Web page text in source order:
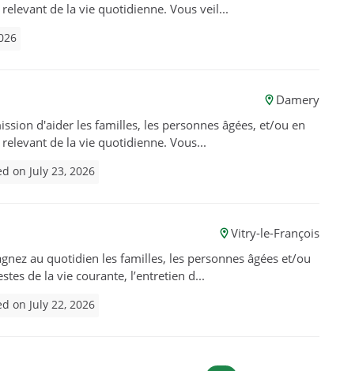
de la vie quotidienne. Vous veil...
Damery
d'aider les familles, les personnes âgées, et/ou en
de la vie quotidienne. Vous...
on July 23, 2026
Vitry-le-François
au quotidien les familles, les personnes âgées et/ou
de la vie courante, l’entretien d...
on July 22, 2026